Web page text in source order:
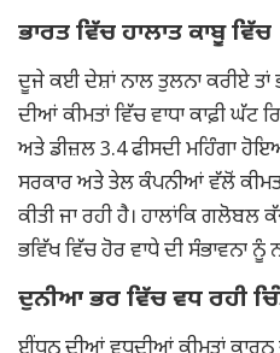
ਭਾਰਤ ਵਿੱਚ ਹਾਲਾਤ ਕਾਬੂ ਵਿੱਚ
ਦੂਜੇ ਕਈ ਦੇਸ਼ਾਂ ਨਾਲ ਤੁਲਨਾ ਕਰੀਏ
ਦੀਆਂ ਕੀਮਤਾਂ ਵਿੱਚ ਵਾਧਾ ਕਾਫ਼ੀ ਘੱਟ
ਅਤੇ ਡੀਜ਼ਲ 3.4 ਫੀਸਦੀ ਮਹਿੰਗਾ ਹੋਇਆ
ਸਰਕਾਰ ਅਤੇ ਤੇਲ ਕੰਪਨੀਆਂ ਵੱਲੋਂ
ਕੀਤੀ ਜਾ ਰਹੀ ਹੈ। ਹਾਲਾਂਕਿ
ਭਵਿੱਖ ਵਿੱਚ ਹੋਰ ਵਾਧੇ ਦੀ ਸੰਭਾਵਨਾ ਨੂੰ
ਦੁਨੀਆ ਭਰ ਵਿੱਚ ਵਧ ਰਹੀ